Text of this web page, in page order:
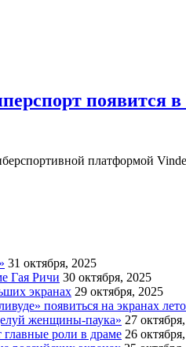
появится
платформой
31 октября, 2025
Гая Ричи 30 октября, 2025
экранах 29 октября, 2025
появиться на экранах
женщины-паука» 27
роли в драме 26